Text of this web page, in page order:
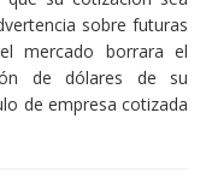
sobre futuras
mercado borrara el
de dólares de su
de empresa cotizada